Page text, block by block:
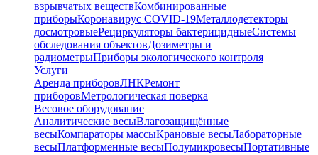
взрывчатых веществКомбинированные
приборыКоронавирус COVID-19Металлодетекторы
досмотровыеРециркуляторы бактерицидныеСистемы
обследования объектовДозиметры и
радиометрыПриборы экологического контроля
Услуги
Аренда приборовЛНКРемонт
приборовМетрологическая поверка
Весовое оборудование
Аналитические весыВлагозащищённые
весыКомпараторы массыКрановые весыЛабораторные
весыПлатформенные весыПолумикровесыПортативные